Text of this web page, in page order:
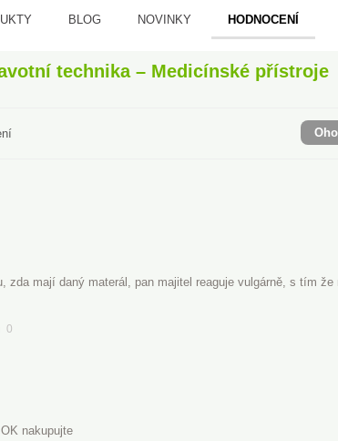
BLOG NOVINKY HODNOCENÍ
technika – Medicínské přístroje
zda mají daný materál, pan majitel reaguje vulgárně, s tím že
0
nakupujte